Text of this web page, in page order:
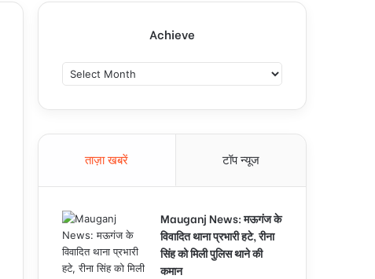
Achieve
c
e
ताज़ा खबरें टॉप न्यूज
Mauganj News: मऊगंज के
विवादित थाना प्रभारी हटे, रीना
सिंह को मिली पुलिस थाने की
कमान